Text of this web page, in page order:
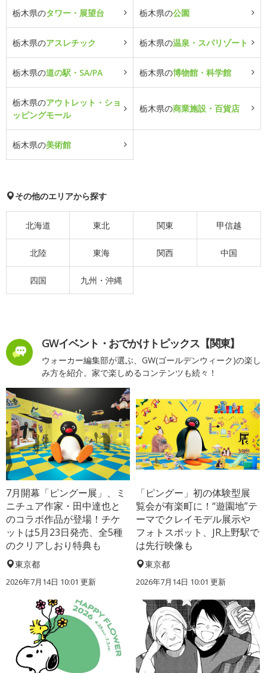
栃木県のタワー・展望台 栃木県の公園
栃木県のアスレチック 栃木県の温泉・スパリゾート
栃木県の道の駅・SA/PA 栃木県の博物館・科学館
栃木県のアウトレット・ショ
ッピングモール
栃木県の商業施設・百貨店
栃木県の美術館
その他のエリアから探す
北海道 東北 関東 甲信越
北陸 東海 関西 中国
四国 九州・沖縄
GWイベント・おでかけトピックス【関東】
ウォーカー編集部が選ぶ、GW(ゴールデンウィーク)の楽し
み方を紹介。家で楽しめるコンテンツも続々！
7月開幕「ピングー展」、ミ
ニチュア作家・田中達也と
のコラボ作品が登場！チケ
ットは5月23日発売、全5種
のクリアしおり特典も
東京都
2026年7月14日 10:01 更新
「ピングー」初の体験型展
覧会が有楽町に！“遊園地”テ
ーマでクレイモデル展示や
フォトスポット、JR上野駅で
は先行映像も
東京都
2026年7月14日 10:01 更新